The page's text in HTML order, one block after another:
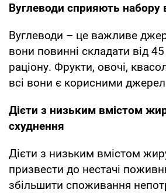
Вуглеводи сприяють набору
Вуглеводи – це важливе
вони повинні складати від
раціону. Фрукти, овочі,
всі вони є корисними
Дієти з низьким вмістом
схуднення
Дієти з низьким вмістом
призвести до нестачі
збільшити споживання